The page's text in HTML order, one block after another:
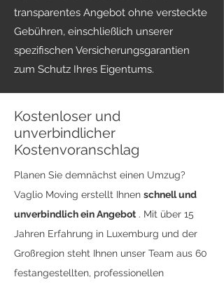
transparentes Angebot ohne versteckte
Gebühren, einschließlich unserer
spezifischen Versicherungsgarantien
zum Schutz Ihres Eigentums.
Kostenloser und
unverbindlicher
Kostenvoranschlag
Planen Sie demnächst einen Umzug?
Vaglio Moving erstellt Ihnen schnell und
unverbindlich ein Angebot . Mit über 15
Jahren Erfahrung in Luxemburg und der
Großregion steht Ihnen unser Team aus 60
festangestellten, professionellen